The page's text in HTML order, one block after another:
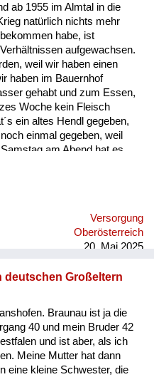
ab 1955 im Almtal in die
natürlich nichts mehr
habe, ist
aufgewachsen.
weil wir haben einen
haben im Bauernhof
gehabt und zum Essen,
Woche kein Fleisch
ein altes Hendl gegeben,
einmal gegeben, weil
am Abend hat es
Radln vor mich
ganz zum Schluss, wenn
Versorgung
Oberösterreich
20. Mai 2025
deutschen Großeltern
Braunau ist ja die
40 und mein Bruder 42
und ist aber, als ich
Meine Mutter hat dann
eine kleine Schwester, die